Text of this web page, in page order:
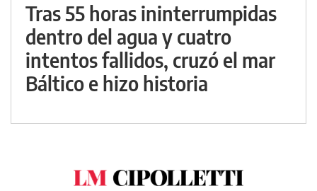
Tras 55 horas ininterrumpidas
dentro del agua y cuatro
intentos fallidos, cruzó el mar
Báltico e hizo historia